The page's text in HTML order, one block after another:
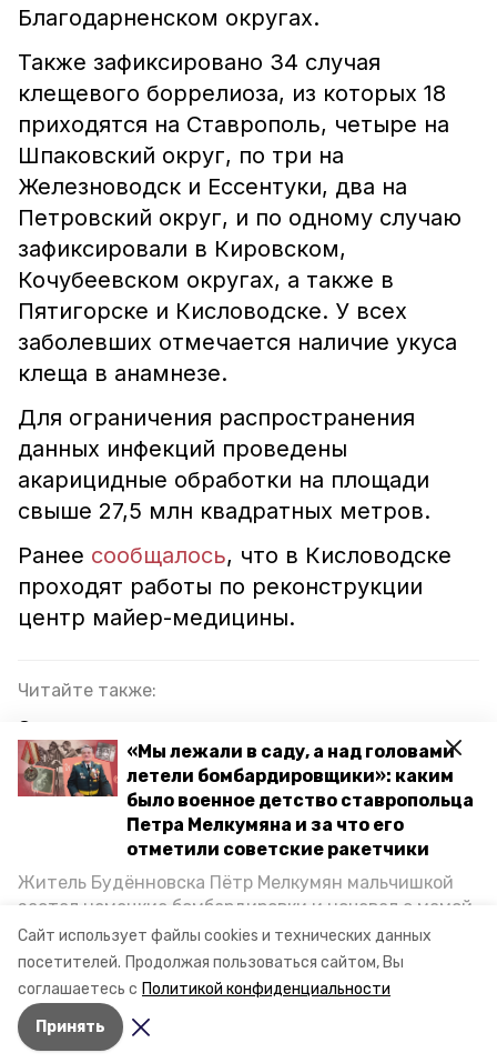
Сайт использует файлы cookies и технических данных
посетителей. Продолжая пользоваться сайтом, Вы
соглашаетесь с Политикой конфиденциальности
Принять
«Мы лежали в саду, а над головами
летели бомбардировщики»: каким
было военное детство ставропольца
Петра Мелкумяна и за что его
отметили советские ракетчики
Житель Будённовска Пётр Мелкумян мальчишкой
застал немецкие бомбардировки и ночевал с мамой
под открытым небом, когда гитлеровцы заняли их
дом. Чем запомнились эти дни, как выживали после
и чем Пётр помог ракетным войскам — в новом
материале спецпроекта «Победы26» «Дети
Великой Отечественной».
Благодарненском округах.
Также зафиксировано 34 случая
клещевого боррелиоза, из которых 18
приходятся на Ставрополь, четыре на
Шпаковский округ, по три на
Железноводск и Ессентуки, два на
Петровский округ, и по одному случаю
зафиксировали в Кировском,
Кочубеевском округах, а также в
Пятигорске и Кисловодске. У всех
заболевших отмечается наличие укуса
клеща в анамнезе.
Для ограничения распространения
данных инфекций проведены
акарицидные обработки на площади
свыше 27,5 млн квадратных метров.
Ранее сообщалось, что в Кисловодске
проходят работы по реконструкции
центр майер-медицины.
Читайте также:
Сильные дожди ожидаются на территории
Ставропольского края 23 и 24 июня
Крупный свиноводческий комплекс открыли в
Кочубеевском округе
В городе Ипатово мотоциклист получил травмы
в ДТП
клещи ставропольский край
Авторы: Сулейман Мухомедяев